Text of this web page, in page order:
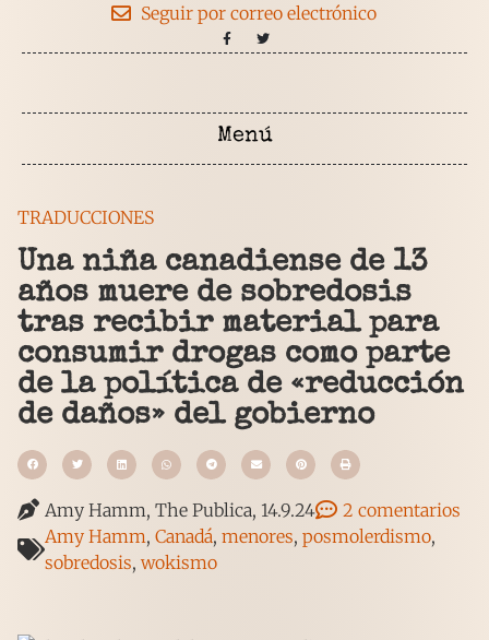
Seguir por correo electrónico
TRADUCCIONES
Una niña canadiense de 13
años muere de sobredosis
tras recibir material para
consumir drogas como parte
de la política de «reducción
de daños» del gobierno
Amy Hamm, The Publica, 14.9.24
2 comentarios
Amy Hamm, Canadá, menores, posmolerdismo,
sobredosis, wokismo